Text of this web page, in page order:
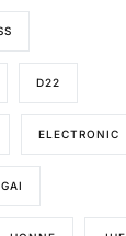
D22
ELECTRONIC